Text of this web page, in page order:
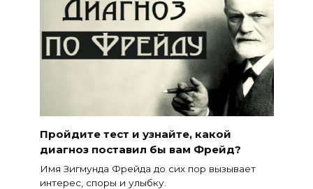
Пройдите тест и узнайте, какой
диагноз поставил бы вам Фрейд?
Имя Зигмунда Фрейда до сих пор вызывает
интерес, споры и улыбку.